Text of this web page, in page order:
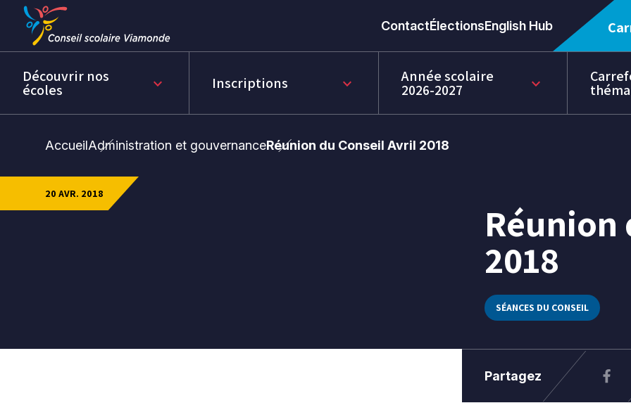
Passer
Passer
contenu
ContactÉlectionsEnglish Hub
Découvrir nos
écoles keyboard_arrow_down Inscriptions keyboard_arrow_down Année scolaire
2026-2027 keyboard_arrow_down
AccueilAdministration et gouvernanceRéunion du Conseil Avril 2018
20 AVR. 2018
20
avr.
Réunion
2018
SÉANCES DU CONSEIL
Partagez